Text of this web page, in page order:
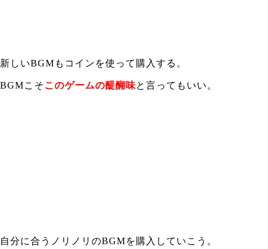
新しいBGMもコインを使って購入する。
BGMこそこのゲームの醍醐味と言ってもいい。
自分に合うノリノリのBGMを購入していこう。